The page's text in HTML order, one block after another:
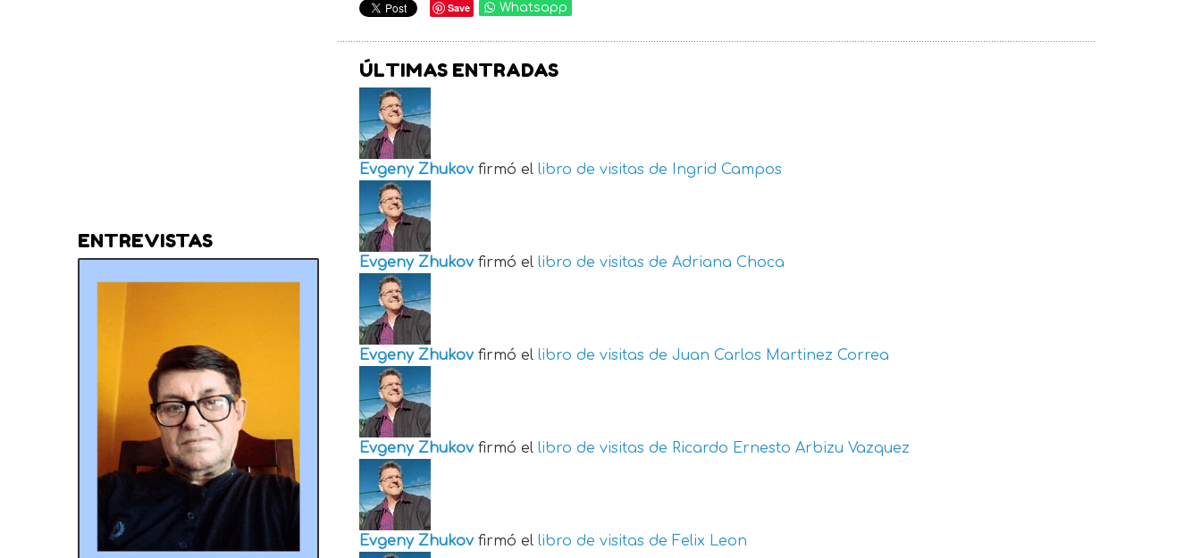
Save Whatsapp
ÚLTIMAS ENTRADAS
Evgeny Zhukov firmó el libro de visitas de Ingrid Campos
Evgeny Zhukov firmó el libro de visitas de Adriana Choca
Evgeny Zhukov firmó el libro de visitas de Juan Carlos Martinez Correa
Evgeny Zhukov firmó el libro de visitas de Ricardo Ernesto Arbizu Vazquez
Evgeny Zhukov firmó el libro de visitas de Felix Leon
ENTREVISTAS